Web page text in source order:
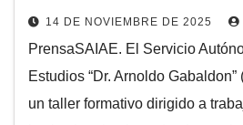
14 DE NOVIEMBRE DE 2025
PrensaSAIAE. El Servicio
Estudios “Dr. Arnoldo
un taller formativo dirigido a